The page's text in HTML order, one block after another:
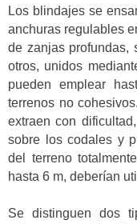
Los blindajes se
anchuras regulables
de zanjas profundas,
otros, unidos
pueden emplear
terrenos no
extraen con
sobre los codales y
del terreno
hasta 6 m, deberían
Se distinguen dos